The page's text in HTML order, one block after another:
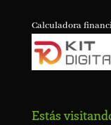
Calculadora
Estás